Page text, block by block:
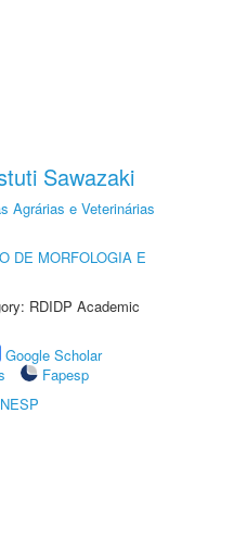
Sawazaki
Agrárias e Veterinárias
DE MORFOLOGIA E
RDIDP Academic
Google Scholar
Fapesp